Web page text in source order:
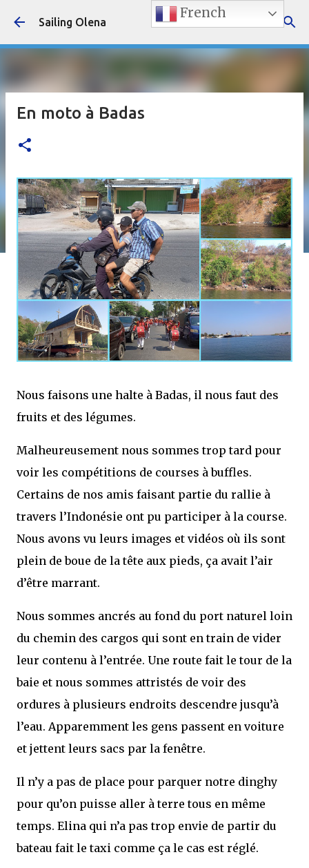
Accéder au contenu principal
Sailing Olena
En moto à Badas
Nous faisons une halte à Badas, il nous faut des
fruits et des légumes.
Malheureusement nous sommes trop tard pour
voir les compétitions de courses à buffles.
Certains de nos amis faisant partie du rallie à
travers l’Indonésie ont pu participer à la course.
Nous avons vu leurs images et vidéos où ils sont
plein de boue de la tête aux pieds, ça avait l’air
d’être marrant.
Nous sommes ancrés au fond du port naturel loin
du chemin des cargos qui sont en train de vider
leur contenu à l’entrée. Une route fait le tour de la
baie et nous sommes attristés de voir des
ordures à plusieurs endroits descendre jusqu’à
l’eau. Apparemment les gens passent en voiture
et jettent leurs sacs par la fenêtre.
Il n’y a pas de place pour parquer notre dinghy
pour qu’on puisse aller à terre tous en même
temps. Elina qui n’a pas trop envie de partir du
bateau fait le taxi comme ça le cas est réglé.
French